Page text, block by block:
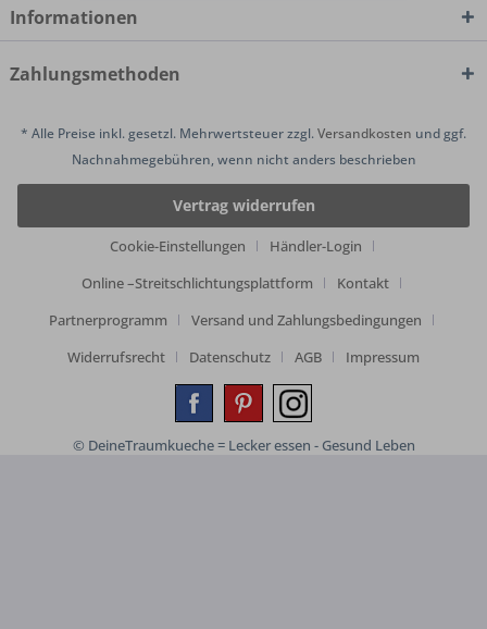
Informationen
Zahlungsmethoden
* Alle Preise inkl. gesetzl. Mehrwertsteuer zzgl.Versandkosten und ggf.
Nachnahmegebühren, wenn nicht anders beschrieben
Vertrag widerrufen
Cookie-Einstellungen
Händler-Login
Online –Streitschlichtungsplattform
Kontakt
Partnerprogramm
Versand und Zahlungsbedingungen
Widerrufsrecht
Datenschutz AGB Impressum
© DeineTraumkueche = Lecker essen - Gesund Leben